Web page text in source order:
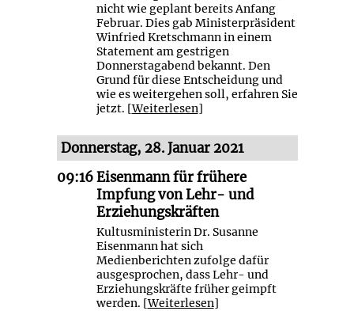
nicht wie geplant bereits Anfang
Februar. Dies gab Ministerpräsident
Winfried Kretschmann in einem
Statement am gestrigen
Donnerstagabend bekannt. Den
Grund für diese Entscheidung und
wie es weitergehen soll, erfahren Sie
jetzt. [Weiterlesen]
Donnerstag, 28. Januar 2021
09:16 Eisenmann für frühere
Impfung von Lehr- und
Erziehungskräften
Kultusministerin Dr. Susanne
Eisenmann hat sich
Medienberichten zufolge dafür
ausgesprochen, dass Lehr- und
Erziehungskräfte früher geimpft
werden. [Weiterlesen]